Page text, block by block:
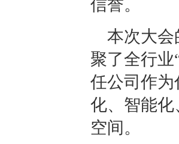
信誉。
本次大会
聚了全行
任公司作
化、智能
空间。